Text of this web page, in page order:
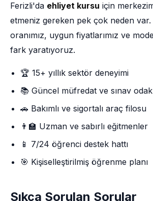
Ferizli'da ehliyet kursu için
etmeniz gereken pek çok neden var.
oranımız, uygun fiyatlarımız ve
fark yaratıyoruz.
🏆 15+ yıllık sektör deneyimi
📚 Güncel müfredat ve sınav
🚗 Bakımlı ve sigortalı araç filosu
👨‍🏫 Uzman ve sabırlı eğitmenler
📱 7/24 öğrenci destek hattı
🎯 Kişiselleştirilmiş öğrenme planı
Sıkça Sorulan Sorular